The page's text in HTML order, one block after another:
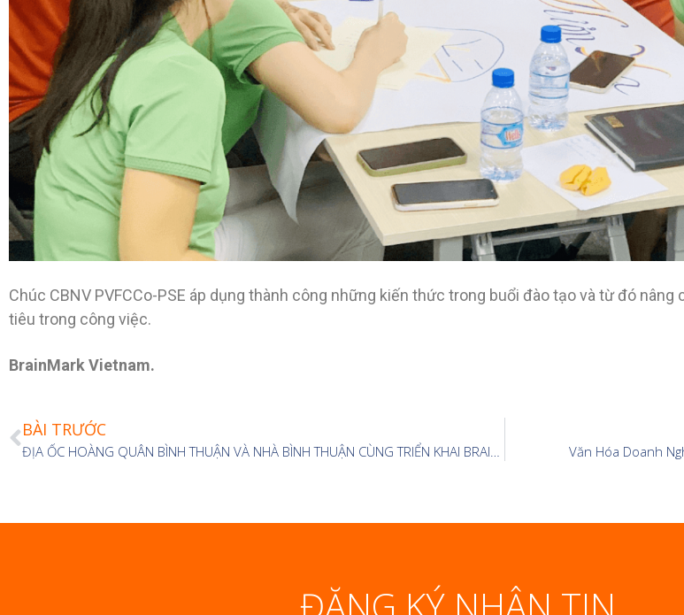
Chúc CBNV PVFCCo-PSE áp dụng thành công những kiến thức trong buổi đào tạo và từ đó
tiêu trong công việc.
BrainMark Vietnam.
BÀI TRƯỚC
Văn Hóa Doanh